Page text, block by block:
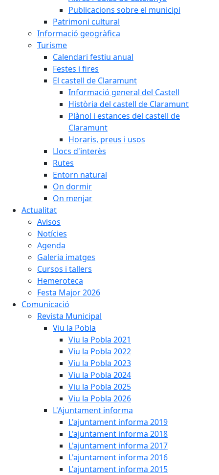
Publicacions sobre el municipi
Patrimoni cultural
Informació geogràfica
Turisme
Calendari festiu anual
Festes i fires
El castell de Claramunt
Informació general del Castell
Història del castell de Claramunt
Plànol i estances del castell de
Claramunt
Horaris, preus i usos
Llocs d'interès
Rutes
Entorn natural
On dormir
On menjar
Actualitat
Avisos
Notícies
Agenda
Galeria imatges
Cursos i tallers
Hemeroteca
Festa Major 2026
Comunicació
Revista Municipal
Viu la Pobla
Viu la Pobla 2021
Viu la Pobla 2022
Viu la Pobla 2023
Viu la Pobla 2024
Viu la Pobla 2025
Viu la Pobla 2026
L'Ajuntament informa
L'ajuntament informa 2019
L'ajuntament informa 2018
L'ajuntament informa 2017
L'ajuntament informa 2016
L'ajuntament informa 2015